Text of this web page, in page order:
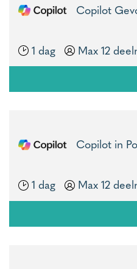
Copilot
1 dag
Max 12
Copilot in
1 dag
Max 12